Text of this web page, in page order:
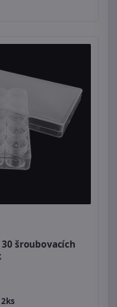
šroubovacích
2ks